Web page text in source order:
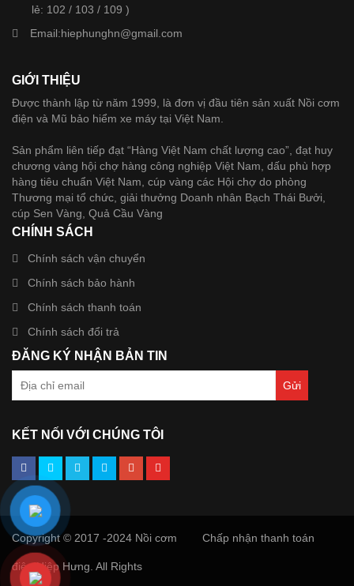
lẻ: 102 / 103 / 109 )
Email:hiephunghn@gmail.com
GIỚI THIỆU
Được thành lập từ năm 1999, là đơn vị đầu tiên sản xuất Nồi cơm
điện và Mũ bảo hiểm xe máy tại Việt Nam.
Sản phẩm liên tiếp đạt “Hàng Việt Nam chất lượng cao”, đạt huy
chương vàng hội chợ hàng công nghiệp Việt Nam, dấu phù hợp
hàng tiêu chuẩn Việt Nam, cúp vàng các Hội chợ do phòng
Thương mại tổ chức, giải thưởng Doanh nhân Bạch Thái Bưởi,
cúp Sen Vàng, Quả Cầu Vàng
CHÍNH SÁCH
Chính sách vận chuyển
Chính sách bảo hành
Chính sách thanh toán
Chính sách đổi trả
ĐĂNG KÝ NHẬN BẢN TIN
KẾT NỐI VỚI CHÚNG TÔI
Copyright © 2017 -2024 Nồi cơm
điện Hiệp Hưng. All Rights
Chấp nhận thanh toán